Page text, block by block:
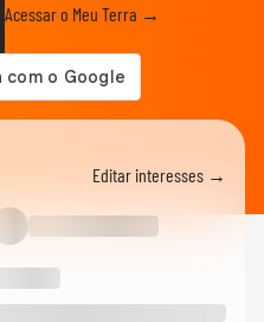
Acessar o Meu Terra →
Editar interesses →